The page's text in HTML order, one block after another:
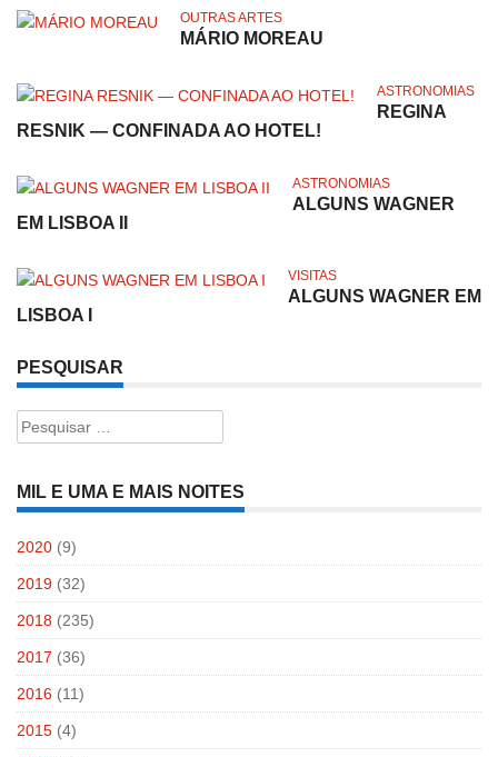
OUTRAS ARTES
MÁRIO MOREAU
ASTRONOMIAS
REGINA
RESNIK — CONFINADA AO HOTEL!
ASTRONOMIAS
ALGUNS WAGNER
EM LISBOA II
VISITAS
ALGUNS WAGNER EM
LISBOA I
PESQUISAR
Pesquisar
por:
MIL E UMA E MAIS NOITES
2020 (9)
2019 (32)
2018 (235)
2017 (36)
2016 (11)
2015 (4)